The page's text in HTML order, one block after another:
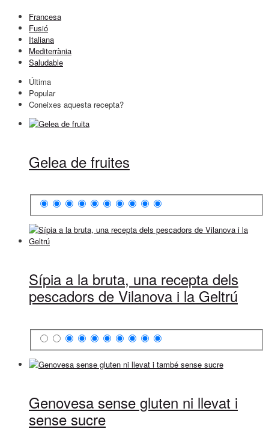
Francesa
Fusió
Italiana
Mediterrània
Saludable
Última
Popular
Coneixes aquesta recepta?
Gelea de fruites
Sípia a la bruta, una recepta dels
pescadors de Vilanova i la Geltrú
Genovesa sense gluten ni llevat i
sense sucre